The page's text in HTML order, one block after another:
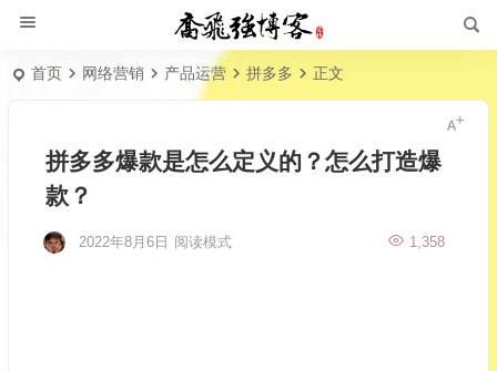
首页 网络营销 产品运营 拼多多 正文
拼多多爆款是怎么定义的？怎么打造爆
款？
2022年8月6日 1,358
阅读模式